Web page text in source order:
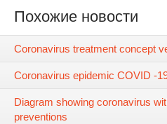
Похожие новости
Coronavirus treatment concept
Coronavirus epidemic COVID -
Diagram showing coronavirus
preventions